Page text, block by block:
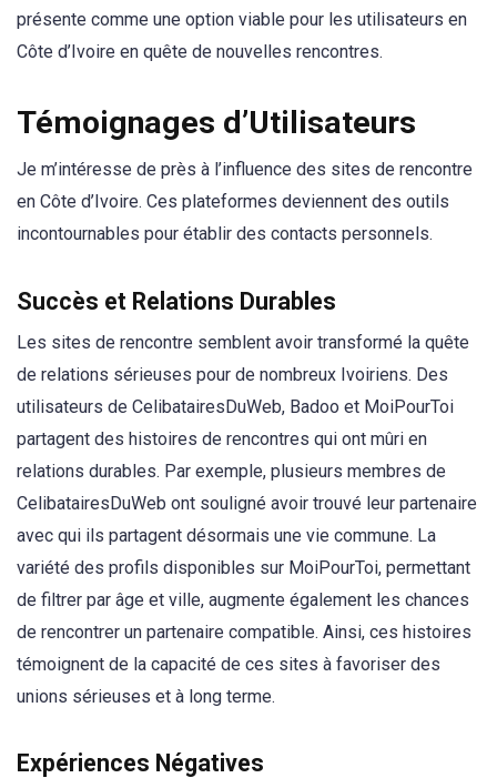
présente comme une option viable pour les utilisateurs en
Côte d’Ivoire en quête de nouvelles rencontres.
Témoignages d’Utilisateurs
Je m’intéresse de près à l’influence des sites de rencontre
en Côte d’Ivoire. Ces plateformes deviennent des outils
incontournables pour établir des contacts personnels.
Succès et Relations Durables
Les sites de rencontre semblent avoir transformé la quête
de relations sérieuses pour de nombreux Ivoiriens. Des
utilisateurs de CelibatairesDuWeb, Badoo et MoiPourToi
partagent des histoires de rencontres qui ont mûri en
relations durables. Par exemple, plusieurs membres de
CelibatairesDuWeb ont souligné avoir trouvé leur partenaire
avec qui ils partagent désormais une vie commune. La
variété des profils disponibles sur MoiPourToi, permettant
de filtrer par âge et ville, augmente également les chances
de rencontrer un partenaire compatible. Ainsi, ces histoires
témoignent de la capacité de ces sites à favoriser des
unions sérieuses et à long terme.
Expériences Négatives